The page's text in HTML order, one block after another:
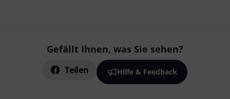
Gefällt Ihnen, was Sie sehen?
Teilen Hilfe & Feedback